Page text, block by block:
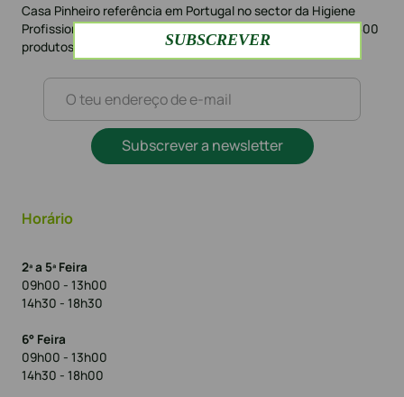
Casa Pinheiro referência em Portugal no sector da Higiene
Profissional há mais de 42 anos. Loja Online com mais de 1.500
produtos e mais de 10.000 clientes
Subscrever a newsletter
Horário
2ª a 5ª Feira
09h00 - 13h00
14h30 - 18h30
6° Feira
09h00 - 13h00
14h30 - 18h00